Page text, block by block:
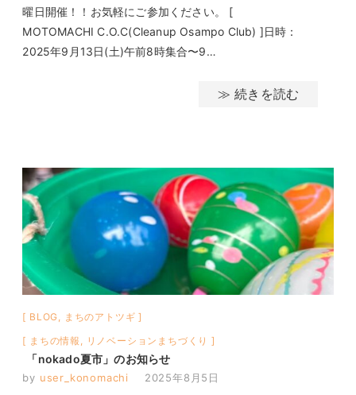
曜日開催！！お気軽にご参加ください。 [
MOTOMACHI C.O.C(Cleanup Osampo Club) ]日時：
2025年9月13日(土)午前8時集合〜9…
≫ 続きを読む
BLOG
まちのアトツギ
まちの情報
リノベーションまちづくり
「nokado夏市」のお知らせ
by user_konomachi 2025年8月5日